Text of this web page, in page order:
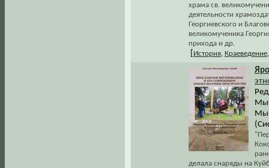
храма св.
деятельности
Георгиевского и
великомученика
прихода и др.
История Краеведение
делала снаряды на